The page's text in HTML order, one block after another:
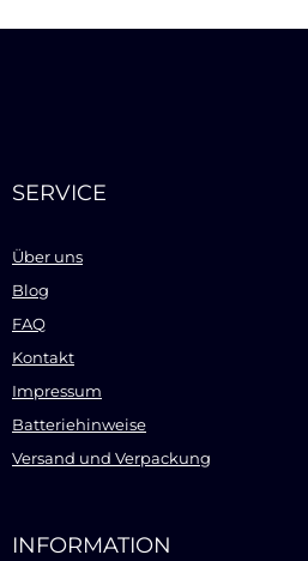
SERVICE
Über uns
Blog
FAQ
Kontakt
Impressum
Batteriehinweise
Versand und Verpackung
INFORMATION